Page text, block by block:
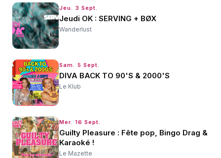
Jeu. 3 Sept.
Jeudi OK : SERVING + BØX
Wanderlust
Sam. 5 Sept.
DIVA BACK TO 90'S & 2000'S
Le Klub
Mer. 16 Sept.
Guilty Pleasure : Fête pop, Bingo Drag &
Karaoké !
Le Mazette